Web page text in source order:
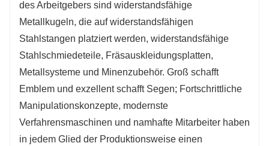
als 20000 und die tatsächliche Zerkleinerungsrate ist
nicht größer als 1%, das ist fast kein Zerkleinern.
des Arbeitgebers sind widerstandsfähige
Metallkugeln, die auf widerstandsfähigen
Stahlstangen platziert werden, widerstandsfähige
Stahlschmiedeteile, Fräsauskleidungsplatten,
Metallsysteme und Minenzubehör. Groß schafft
Emblem und exzellent schafft Segen; Fortschrittliche
Manipulationskonzepte, modernste
Verfahrensmaschinen und namhafte Mitarbeiter haben
in jedem Glied der Produktionsweise einen